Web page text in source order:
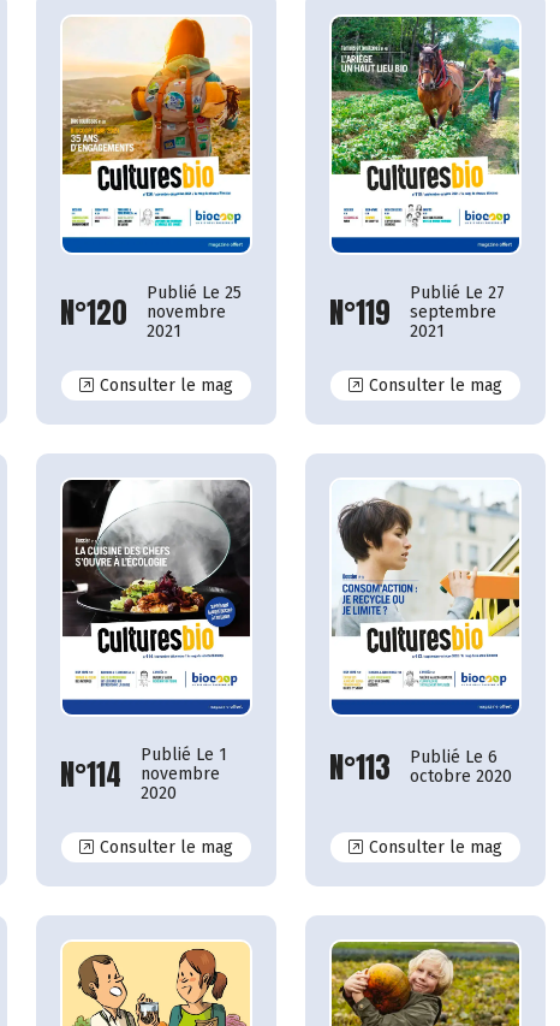
N°120
Publié Le 25
novembre
2021
Consulter le magN°120
N°119
Publié Le 27
septembre
2021
Consulter le magN°119
N°114
Publié Le 1
novembre
2020
Consulter le magN°114
N°113
Publié Le 6
octobre 2020
Consulter le magN°113